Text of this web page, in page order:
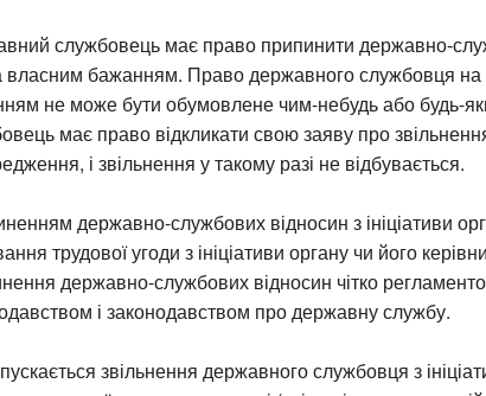
службовець має право припинити державно-
власним бажанням. Право державного службовця на
не може бути обумовлене чим-небудь або будь-
має право відкликати свою заяву про
і звільнення у такому разі не відбувається.
державно-службових відносин з ініціативи
трудової угоди з ініціативи органу чи його
державно-службових відносин чітко
і законодавством про державну службу.
звільнення державного службовця з